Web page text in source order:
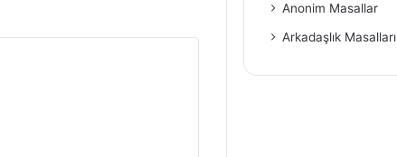
Anonim Masallar
Arkadaşlık Masalları